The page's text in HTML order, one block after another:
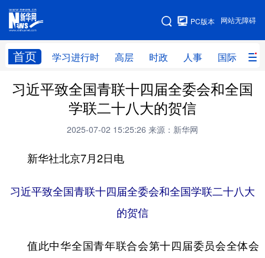
网站无障碍
PC版本
首页 学习进行时 高层 时政 人事 国际 财
网站地图
学习进行时 高层 时政 人事
财经 网评
科技 科创
文化 书画 健康 军事
习近平致全国青联十四届全委会和全国
学联二十八大的贺信
2025-07-02 15:25:26 来源：新华网
新华社北京7月2日电
习近平致全国青联十四届全委会和全国学联二十八大
的贺信
值此中华全国青年联合会第十四届委员会全体会